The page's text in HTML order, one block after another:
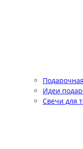
Идеи
Свечи для